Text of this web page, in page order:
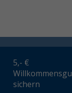
5,- €
sichern